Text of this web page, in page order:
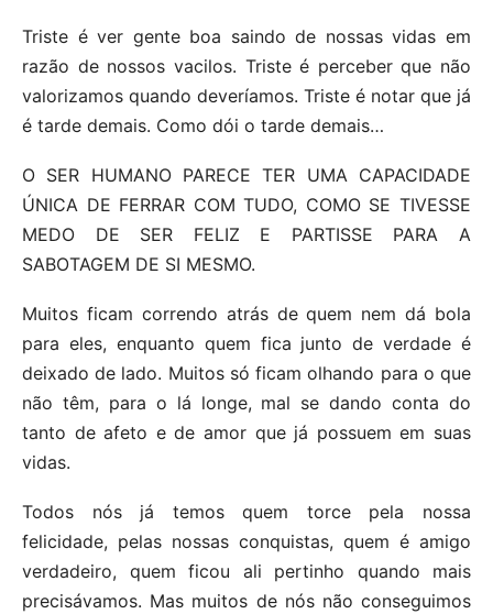
Triste é ver gente boa saindo de nossas vidas em
razão de nossos vacilos. Triste é perceber que não
valorizamos quando deveríamos. Triste é notar que já
é tarde demais. Como dói o tarde demais…
O SER HUMANO PARECE TER UMA CAPACIDADE
ÚNICA DE FERRAR COM TUDO, COMO SE TIVESSE
MEDO DE SER FELIZ E PARTISSE PARA A
SABOTAGEM DE SI MESMO.
Muitos ficam correndo atrás de quem nem dá bola
para eles, enquanto quem fica junto de verdade é
deixado de lado. Muitos só ficam olhando para o que
não têm, para o lá longe, mal se dando conta do
tanto de afeto e de amor que já possuem em suas
vidas.
Todos nós já temos quem torce pela nossa
felicidade, pelas nossas conquistas, quem é amigo
verdadeiro, quem ficou ali pertinho quando mais
precisávamos. Mas muitos de nós não conseguimos